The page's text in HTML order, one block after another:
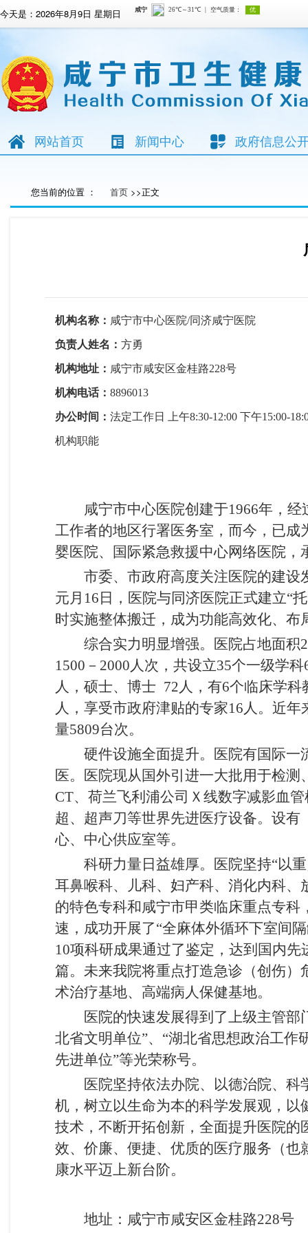
今天是： 2026年8月9日 星期日
网站首页 新闻中心 政府信息公
您当前的位置 ： 首页 >>正文
机构名称： 咸宁市中心医院/同济咸宁医院
负责人姓名： 方勇
机构地址： 咸宁市咸安区金桂路228号
机构电话： 8896013
办公时间： 法定工作日 上午8:30-12:00 下午15:00-
机构职能
咸宁市中心医院创建于1966年，
工作者的地区行署医务室，而今，已
婴医院、国际紧急救援中心网络医院
市委、市政府高度关注医院的建设
元月16日，医院与同济医院正式建立“
时实施整体搬迁，成为功能高效化、
综合实力明显增强。医院占地面
1500－2000人次，共设立35个一级学
人，硕士、博士 72人，有6个临床学
人，享受市政府津贴的专家16人。近
量5809台次。
硬件设施全面提升。医院有国际
医。医院现从国外引进一大批用于检
CT、荷兰飞利浦公司Ｘ线数字减影血
超、超声刀等世界先进医疗设备。设
心、中心供应室等。
科研力量日益雄厚。医院坚持“以
耳鼻喉科、儿科、妇产科、消化内科
的特色专科和咸宁市甲类临床重点专
速，成功开展了“全麻体外循环下室间
10项科研成果通过了鉴定，达到国内
篇。未来我院将重点打造急诊（创伤
术治疗基地、高端病人保健基地。
医院的快速发展得到了上级主管
北省文明单位”、“湖北省思想政治工作
先进单位”等光荣称号。
医院坚持依法办院、以德治院、
机，树立以生命为本的科学发展观，
技术，不断开拓创新，全面提升医院
效、价廉、便捷、优质的医疗服务（
康水平迈上新台阶。
地址：咸宁市咸安区金桂路228号